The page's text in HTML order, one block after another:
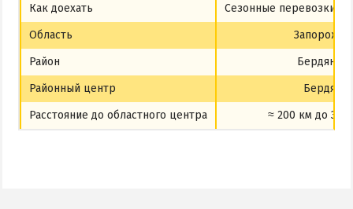
Как доехать
Сезонные перевозки,
Область
Район
Районный центр
Бердянск
Расстояние до областного центра
≈ 200 км до